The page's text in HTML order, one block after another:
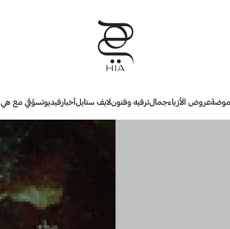
موضةعروض الأزياءجمالترفيه وفنونلايف ستايلأخبارفيديوتسوّقي مع هي